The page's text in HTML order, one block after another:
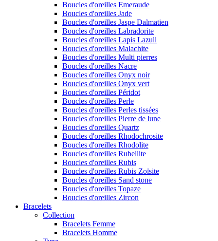
Boucles d'oreilles Emeraude
Boucles d'oreilles Jade
Boucles d'oreilles Jaspe Dalmatien
Boucles d'oreilles Labradorite
Boucles d'oreilles Lapis Lazuli
Boucles d'oreilles Malachite
Boucles d'oreilles Multi pierres
Boucles d'oreilles Nacre
Boucles d'oreilles Onyx noir
Boucles d'oreilles Onyx vert
Boucles d'oreilles Péridot
Boucles d'oreilles Perle
Boucles d'oreilles Perles tissées
Boucles d'oreilles Pierre de lune
Boucles d'oreilles Quartz
Boucles d'oreilles Rhodochrosite
Boucles d'oreilles Rhodolite
Boucles d'oreilles Rubellite
Boucles d'oreilles Rubis
Boucles d'oreilles Rubis Zoïsite
Boucles d'oreilles Sand stone
Boucles d'oreilles Topaze
Boucles d'oreilles Zircon
Bracelets
Collection
Bracelets Femme
Bracelets Homme